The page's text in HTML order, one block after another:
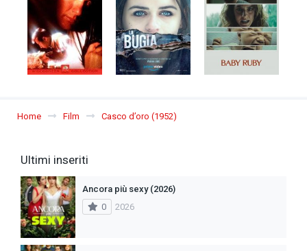
Home Film Casco d’oro (1952)
Ultimi inseriti
Ancora più sexy (2026)
0
2026